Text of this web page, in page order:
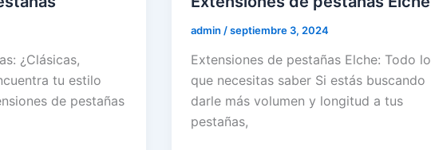
¿Clásicas,
tu estilo
de pestañas
admin /septiembre 3, 2024
Extensiones de pestañas Elche: Todo lo
que necesitas saber Si estás buscando
darle más volumen y longitud a tus
pestañas,